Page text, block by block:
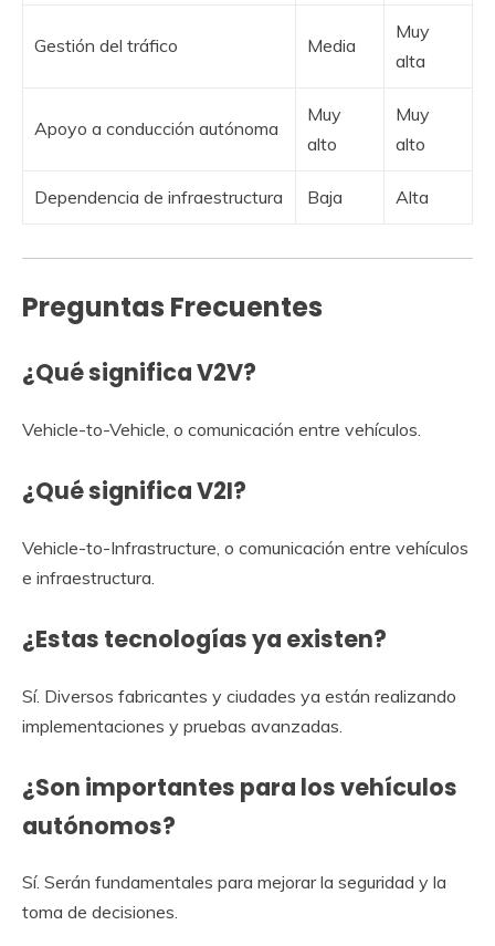
Gestión del tráfico Media
Muy
alta
Apoyo a conducción autónoma
Muy
alto
Muy
alto
Dependencia de infraestructura Baja Alta
Preguntas Frecuentes
¿Qué significa V2V?
Vehicle-to-Vehicle, o comunicación entre vehículos.
¿Qué significa V2I?
Vehicle-to-Infrastructure, o comunicación entre vehículos
e infraestructura.
¿Estas tecnologías ya existen?
Sí. Diversos fabricantes y ciudades ya están realizando
implementaciones y pruebas avanzadas.
¿Son importantes para los vehículos
autónomos?
Sí. Serán fundamentales para mejorar la seguridad y la
toma de decisiones.